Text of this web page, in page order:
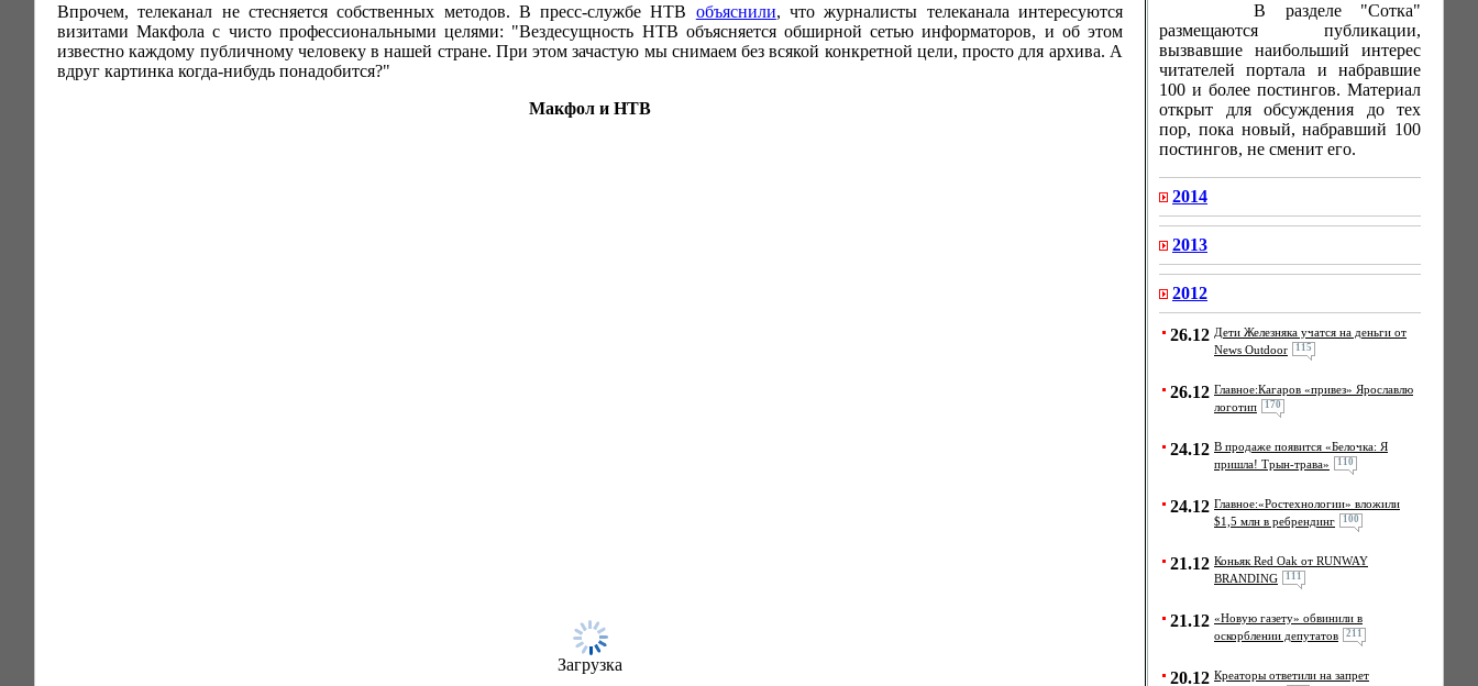
Впрочем, телеканал не стесняется собственных методов. В пресс-службе НТВ объяснили, что журналисты телеканала интересуются
визитами Макфола с чисто профессиональными целями: "Вездесущность НТВ объясняется обширной сетью информаторов, и об этом
известно каждому публичному человеку в нашей стране. При этом зачастую мы снимаем без всякой конкретной цели, просто для архива. А
вдруг картинка когда-нибудь понадобится?"
Макфол и НТВ
Загрузка
В разделе "Сотка"
размещаются публикации,
вызвавшие наибольший интерес
читателей портала и набравшие
100 и более постингов. Материал
открыт для обсуждения до тех
пор, пока новый, набравший 100
постингов, не сменит его.
2014
2013
2012
26.12 Дети Железняка учатся на деньги от
News Outdoor
115
26.12 Главное:Кагаров «привез» Ярославлю
логотип
170
24.12 В продаже появится «Белочка: Я
пришла! Трын-трава»
110
24.12 Главное:«Ростехнологии» вложили
$1,5 млн в ребрендинг
100
21.12 Коньяк Red Oak от RUNWAY
BRANDING
111
21.12 «Новую газету» обвинили в
оскорблении депутатов
211
20.12 Креаторы ответили на запрет